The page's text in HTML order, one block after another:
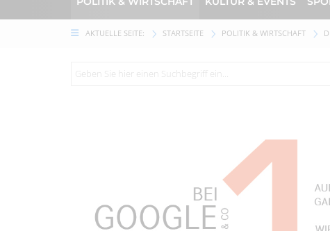
AKTUELLE SEITE: STARTSEITE POLITIK & WIRTSCHAFT